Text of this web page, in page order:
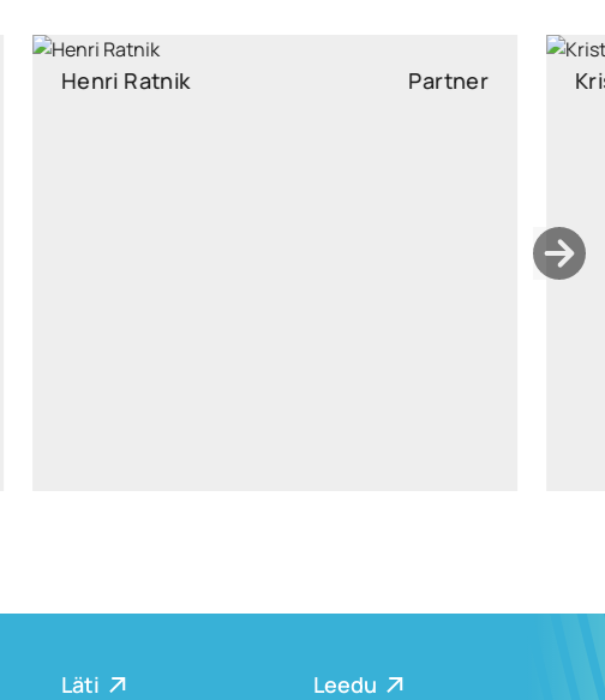
Kristi Sild Partner
Läti Leedu